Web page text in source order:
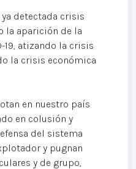
detectada crisis
la aparición de la
19, atizando la crisis
la crisis económica
en nuestro país
en colusión y
del sistema
y pugnan
y de grupo,